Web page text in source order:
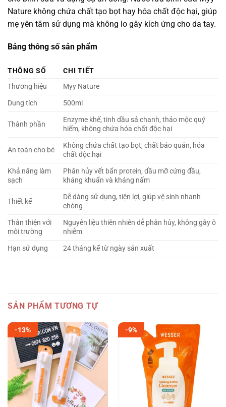
Nature không chứa chất tạo bọt hay hóa chất độc hại, giúp
mẹ yên tâm sử dụng mà không lo gây kích ứng cho da tay.
Bảng thông số sản phẩm
THÔNG SỐ
CHI TIẾT
Thương hiệu
Myy Nature
Dung tích
500ml
Thành phần
Enzyme khế, tinh dầu sả chanh, thảo mộc quý
hiếm, không chứa hóa chất độc hại
An toàn cho bé
Không chứa chất tạo bọt, chất bảo quản, hóa
chất độc hại
Khả năng làm
sạch
Phân hủy vết bẩn protein, dầu mỡ cứng đầu,
kháng khuẩn và kháng nấm
Thiết kế
Dễ dàng sử dụng, tiện lợi, giúp vệ sinh nhanh
chóng
Thân thiện với
môi trường
Nguyên liệu thiên nhiên dễ phân hủy, không gây ô
nhiễm
Hạn sử dụng
24 tháng kể từ ngày sản xuất
SẢN PHẨM TƯƠNG TỰ
-13% -9%